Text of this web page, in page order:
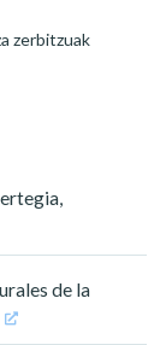
zerbitzuak
de la